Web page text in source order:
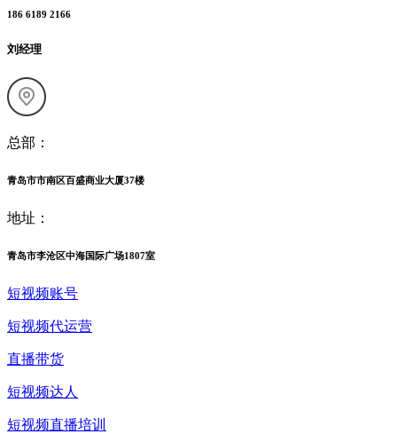
186 6189 2166
刘经理
总部：
青岛市市南区百盛商业大厦37楼
地址：
青岛市李沧区中海国际广场1807室
短视频账号
短视频代运营
直播带货
短视频达人
短视频直播培训